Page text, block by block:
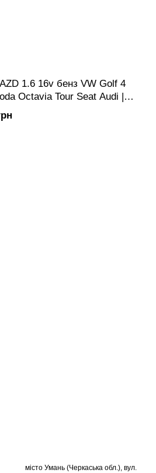
1.6 16v бенз VW Golf 4
Octavia Tour Seat Audi |
Двигатель
місто Умань (Черкаська обл.), вул.